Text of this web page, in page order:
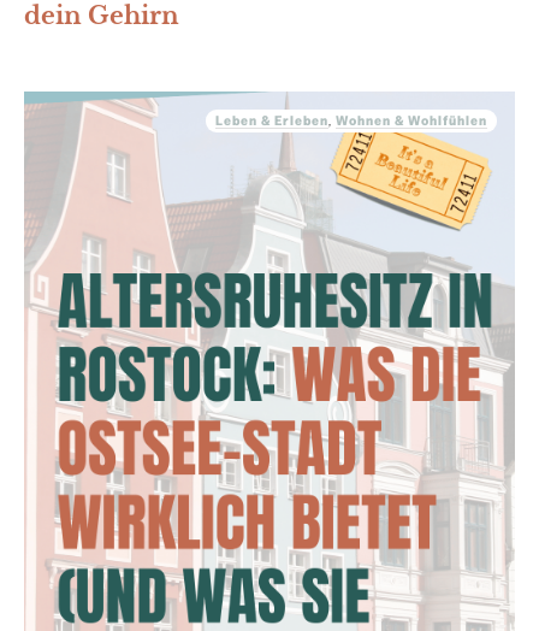
dein Gehirn
Leben & Erleben, Wohnen & Wohlfühlen